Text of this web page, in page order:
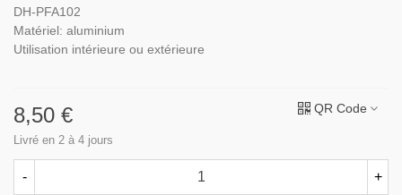
DH-PFA102
Matériel: aluminium
Utilisation intérieure ou extérieure
8,50 €
Livré en 2 à 4 jours
QR Code
- +